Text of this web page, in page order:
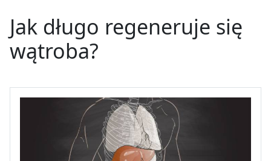
Jak długo regeneruje się
wątroba?